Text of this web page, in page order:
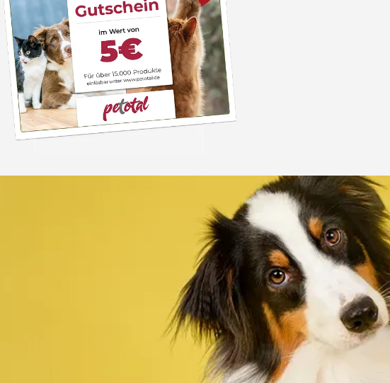
„Alles top. Hat wie immer super
geklappt, sehr schnelle Lieferung!!“
30.07.2026